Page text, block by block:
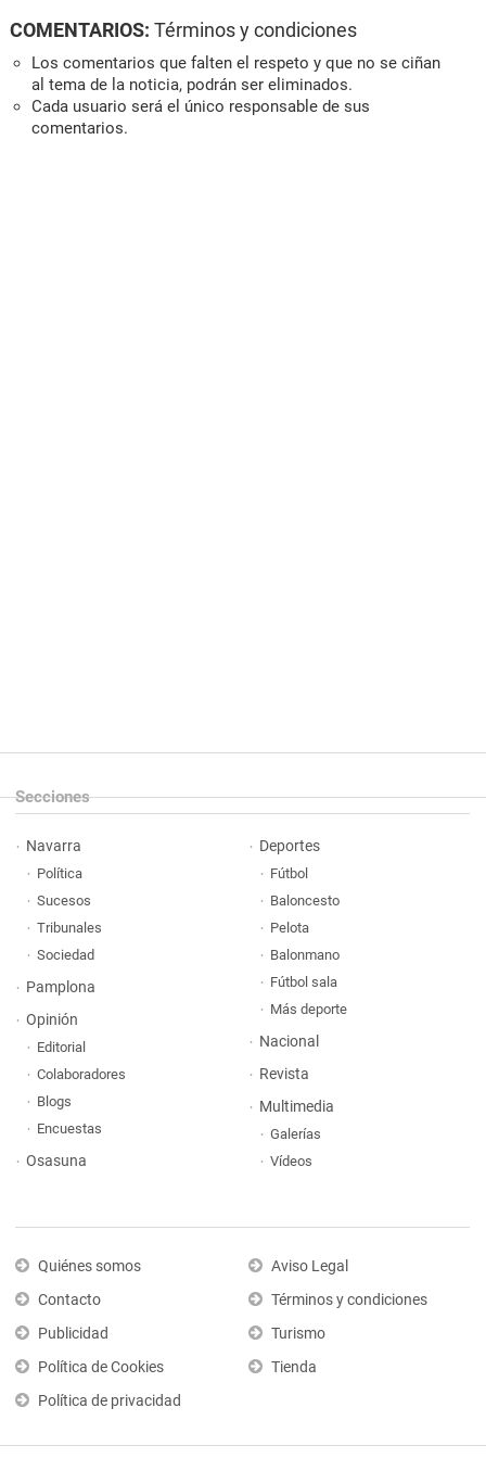
COMENTARIOS: Términos y condiciones
Los comentarios que falten el respeto y que no se ciñan
al tema de la noticia, podrán ser eliminados.
Cada usuario será el único responsable de sus
comentarios.
Secciones
Navarra
Política
Sucesos
Tribunales
Sociedad
Pamplona
Opinión
Editorial
Colaboradores
Blogs
Encuestas
Osasuna
Deportes
Fútbol
Baloncesto
Pelota
Balonmano
Fútbol sala
Más deporte
Nacional
Revista
Multimedia
Galerías
Vídeos
Quiénes somos
Contacto
Publicidad
Política de Cookies
Política de privacidad
Aviso Legal
Términos y condiciones
Turismo
Tienda